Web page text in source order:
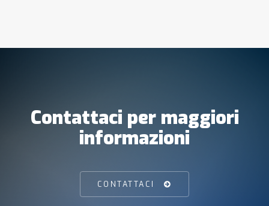
Contattaci per maggiori
informazioni
CONTATTACI